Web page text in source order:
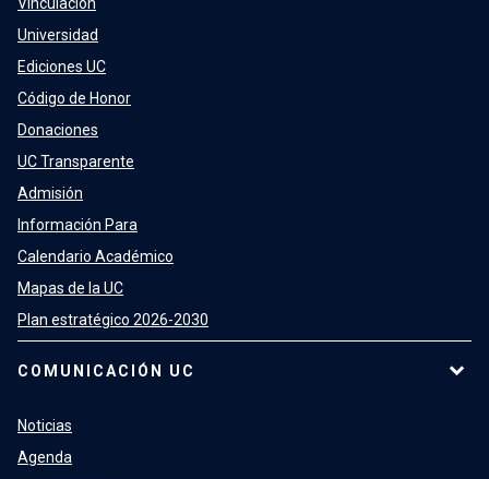
Vinculación
Universidad
Ediciones UC
Código de Honor
Donaciones
UC Transparente
Admisión
Información Para
Calendario Académico
Mapas de la UC
Plan estratégico 2026-2030
COMUNICACIÓN UC
Noticias
Agenda